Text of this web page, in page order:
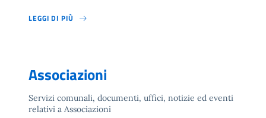
LEGGI DI PIÙ
Associazioni
Servizi comunali, documenti, uffici, notizie ed eventi
relativi a Associazioni